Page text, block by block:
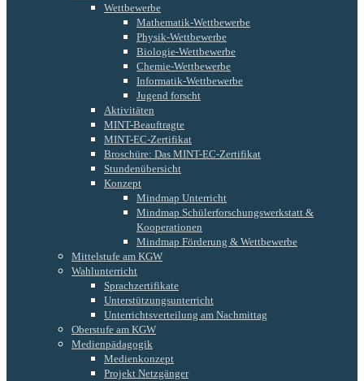
Wettbewerbe
Mathematik-Wettbewerbe
Physik-Wettbewerbe
Biologie-Wettbewerbe
Chemie-Wettbewerbe
Informatik-Wettbewerbe
Jugend forscht
Aktivitäten
MINT-Beauftragte
MINT-EC-Zertifikat
Broschüre: Das MINT-EC-Zertifikat
Stundenübersicht
Konzept
Mindmap Unterricht
Mindmap Schülerforschungswerkstatt &
Kooperationen
Mindmap Förderung & Wettbewerbe
Mittelstufe am KGW
Wahlunterricht
Sprachzertifikate
Unterstützungsunterricht
Unterrichtsverteilung am Nachmittag
Oberstufe am KGW
Medienpädagogik
Medienkonzept
Projekt Netzgänger